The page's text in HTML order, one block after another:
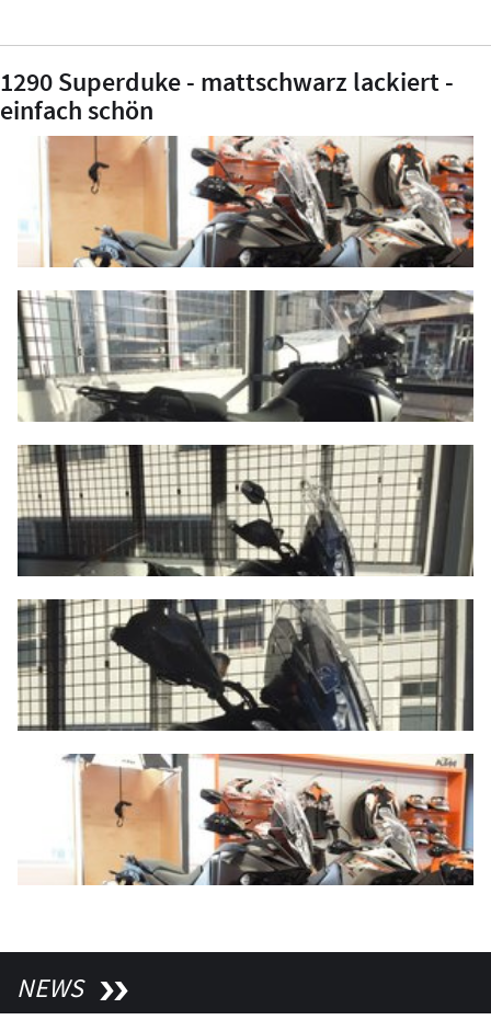
1290 Superduke - mattschwarz lackiert -
einfach schön
NEWS